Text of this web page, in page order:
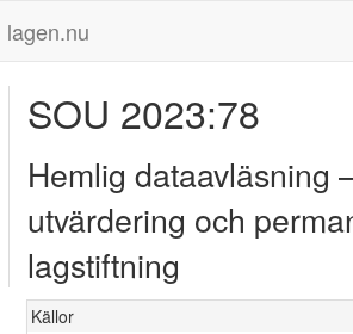
lagen.nu
SOU 2023:78
Hemlig dataavläsning
utvärdering och
lagstiftning
Källor